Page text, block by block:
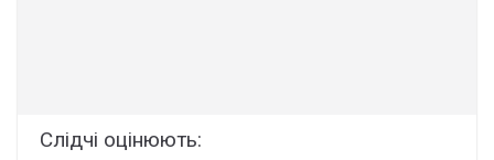
Cлідчі оцінюють: